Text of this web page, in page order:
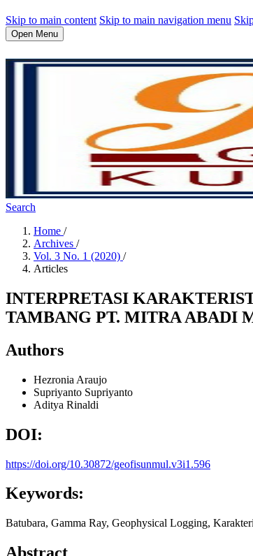
Skip to main content Skip to main navigation menu
Open Menu
Search
Home /
Archives /
Vol. 3 No. 1 (2020) /
Articles
INTERPRETASI
TAMBANG PT. MITRA ABADI
Authors
Hezronia Araujo
Supriyanto Supriyanto
Aditya Rinaldi
DOI:
https://doi.org/10.30872/geofisunmul.v3i1.596
Keywords:
Batubara, Gamma Ray, Geophysical Logging,